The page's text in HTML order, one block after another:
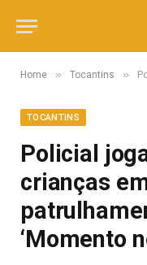
Home » Tocantins »
TOCANTINS
Policial
crianças
‘Momento